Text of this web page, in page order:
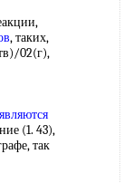
, таких,
02(г),
(1. 43),
так